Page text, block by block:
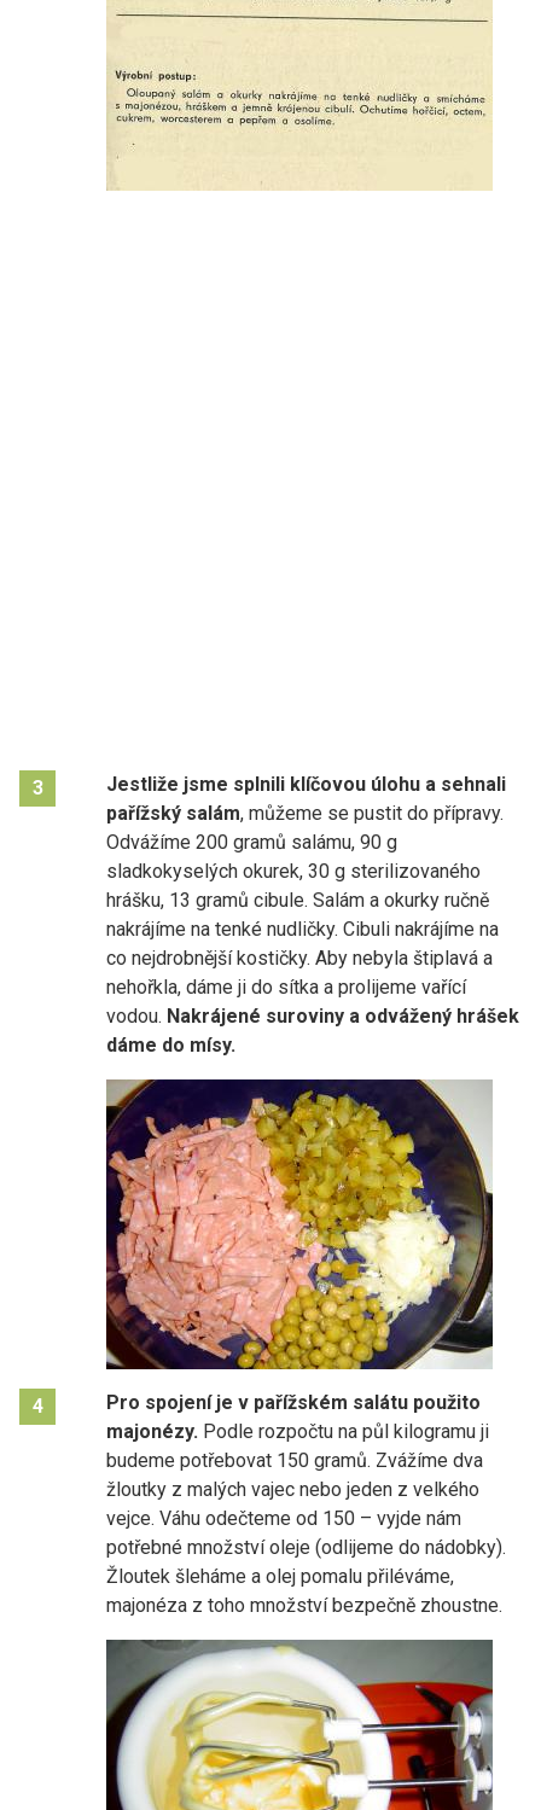
3
Jestliže jsme splnili klíčovou úlohu a sehnali
pařížský salám, můžeme se pustit do přípravy.
Odvážíme 200 gramů salámu, 90 g
sladkokyselých okurek, 30 g sterilizovaného
hrášku, 13 gramů cibule. Salám a okurky ručně
nakrájíme na tenké nudličky. Cibuli nakrájíme na
co nejdrobnější kostičky. Aby nebyla štiplavá a
nehořkla, dáme ji do sítka a prolijeme vařící
vodou. Nakrájené suroviny a odvážený hrášek
dáme do mísy.
4
Pro spojení je v pařížském salátu použito
majonézy. Podle rozpočtu na půl kilogramu ji
budeme potřebovat 150 gramů. Zvážíme dva
žloutky z malých vajec nebo jeden z velkého
vejce. Váhu odečteme od 150 – vyjde nám
potřebné množství oleje (odlijeme do nádobky).
Žloutek šleháme a olej pomalu přiléváme,
majonéza z toho množství bezpečně zhoustne.